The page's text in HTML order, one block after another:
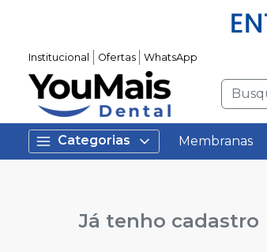
Institucional Ofertas WhatsApp
Categorias Membranas
Já tenho cadastro